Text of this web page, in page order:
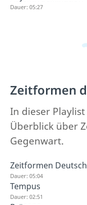
Dauer: 05:27
Zeitformen
In dieser
Überblick über
Gegenwart.
Zeitformen Deutsch
Dauer: 05:04
Tempus
Dauer: 02:51